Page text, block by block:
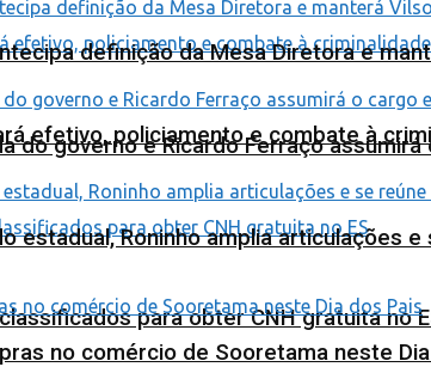
efetivo, policiamento e combate à
para obter CNH gratuita no
definição da Mesa Diretora e
do governo e Ricardo Ferraço
estadual, Roninho amplia articulações
no comércio de Sooretama neste